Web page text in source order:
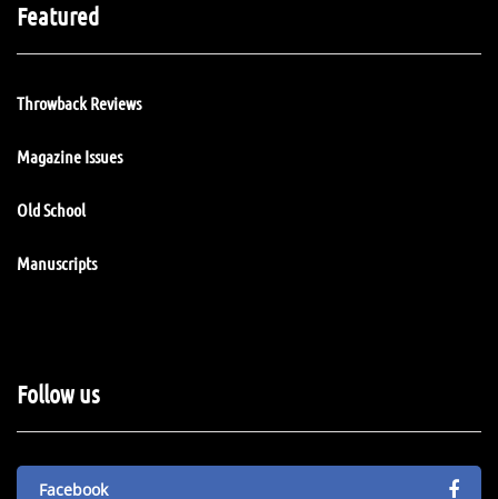
Featured
Throwback Reviews
Magazine Issues
Old School
Manuscripts
Follow us
Facebook